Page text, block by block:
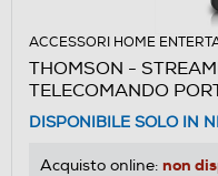
ACCESSORI HOME
THOMSON -
TELECOMANDO
DISPONIBILE SOLO IN
Acquisto online: non